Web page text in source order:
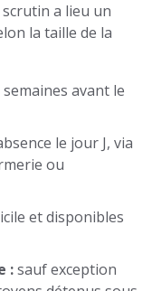
a lieu un
la taille de la
semaines avant le
le jour J, via
ou
et disponibles
:sauf exception